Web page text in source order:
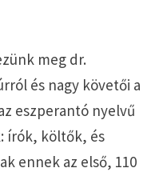
meg dr.
és nagy követői a
eszperantó nyelvű
írók, költők, és
ennek az első, 110